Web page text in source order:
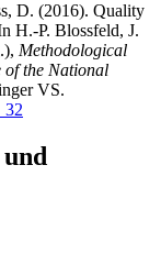
D. (2016). Quality
H.-P. Blossfeld, J.
Methodological
of the National
VS.